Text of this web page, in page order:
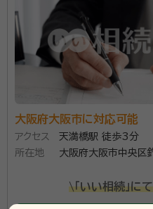
いのだろう… 遺言の上手
んだろう？ 相続についての不安やお悩みを少しでも取
り除いて、お一人でも多く
談からご提案、今後の流れ
親しみやすく、最後までサ
資格等： 行政書士、司法書士
東京都行政書士会、
大阪府大阪市に対応可能
アクセス
天満橋駅 徒歩3分
所在地
大阪府大阪市中央区釣鐘
\「いい相続」に